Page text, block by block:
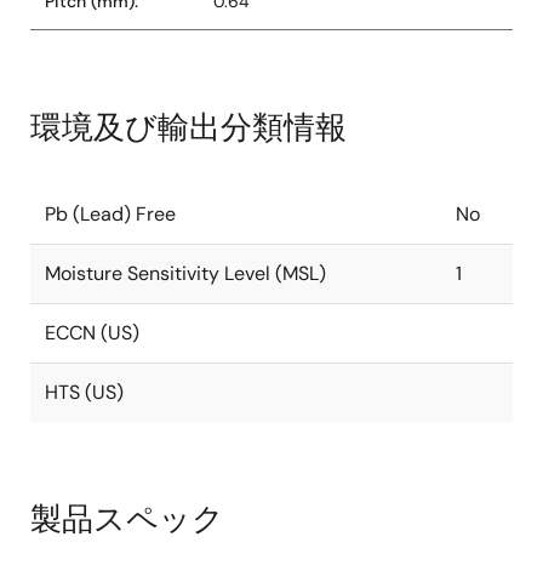
環境及び輸出分類情報
Pb (Lead) Free No
Moisture Sensitivity Level (MSL) 1
ECCN (US)
HTS (US)
製品スペック